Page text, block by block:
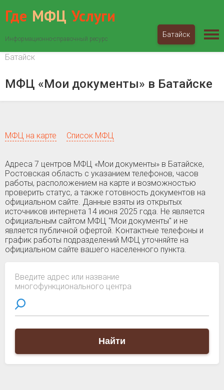
Где МФЦ Услуги
Информационно-справочный ресурс
Батайск
Ростовская область
Батайск
МФЦ «Мои документы» в Батайске
МФЦ на карте Список МФЦ
Адреса 7 центров МФЦ «Мои документы» в Батайске,
Ростовская область c указанием телефонов, часов
работы, расположением на карте и возможностью
проверить статус, а также готовность документов на
официальном сайте. Данные взяты из открытых
источников интернета 14 июня 2025 года. Не является
официальным сайтом МФЦ "Мои документы" и не
является публичной офертой. Контактные телефоны и
график работы подразделений МФЦ уточняйте на
официальном сайте вашего населенного пункта.
Введите адрес или название
многофункционального центра
Найти